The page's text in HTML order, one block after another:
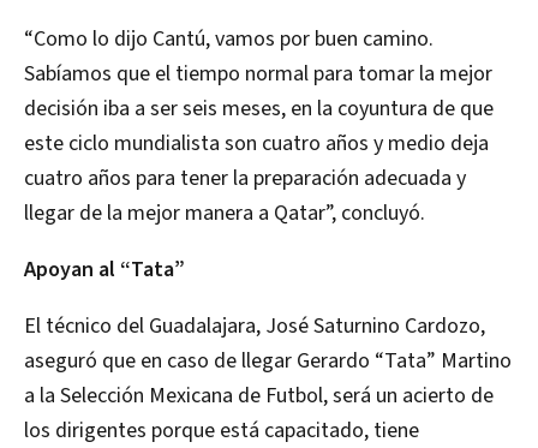
“Como lo dijo Cantú, vamos por buen camino.
Sabíamos que el tiempo normal para tomar la mejor
decisión iba a ser seis meses, en la coyuntura de que
este ciclo mundialista son cuatro años y medio deja
cuatro años para tener la preparación adecuada y
llegar de la mejor manera a Qatar”, concluyó.
Apoyan al “Tata”
El técnico del Guadalajara, José Saturnino Cardozo,
aseguró que en caso de llegar Gerardo “Tata” Martino
a la Selección Mexicana de Futbol, será un acierto de
los dirigentes porque está capacitado, tiene